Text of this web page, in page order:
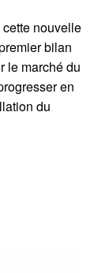
nouvelle
bilan
le marché du
en
du